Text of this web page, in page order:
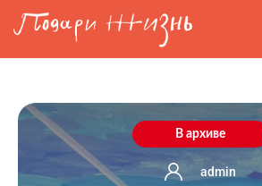
Перейти к основному содержанию
События
Вопросы
В архиве
admin